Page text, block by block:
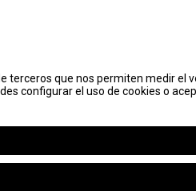
terceros que nos permiten medir el
configurar el uso de cookies o